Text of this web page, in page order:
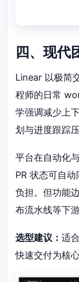
四、现代
Linear 以极简
程师的日常
学强调减少上
划与进度跟踪
平台在自动化
PR 状态可自
负担。但功能
布流水线等下游
选型建议：适
快速交付为核